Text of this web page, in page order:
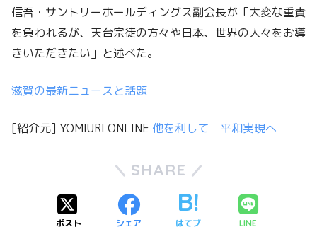
信吾・サントリーホールディングス副会長が「大変な重責
を負われるが、天台宗徒の方々や日本、世界の人々をお導
きいただきたい」と述べた。
滋賀の最新ニュースと話題
[紹介元] YOMIURI ONLINE 他を利して 平和実現へ
SHARE
ポスト シェア はてブ LINE